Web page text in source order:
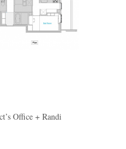
Office + Randi